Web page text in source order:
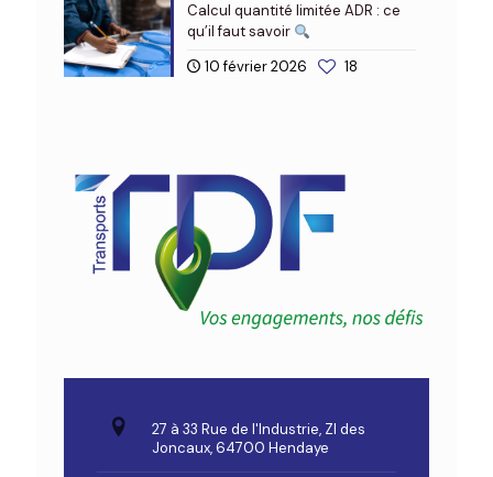
Calcul quantité limitée ADR : ce
qu’il faut savoir
10 février 2026
18
27 à 33 Rue de l'Industrie, ZI des
Joncaux, 64700 Hendaye